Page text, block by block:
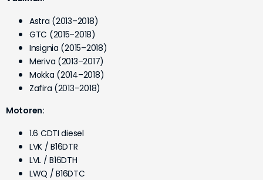
Astra (2013–2018)
GTC (2015–2018)
Insignia (2015–2018)
Meriva (2013–2017)
Mokka (2014–2018)
Zafira (2013–2018)
Motoren:
1.6 CDTI diesel
LVK / B16DTR
LVL / B16DTH
LWQ / B16DTC